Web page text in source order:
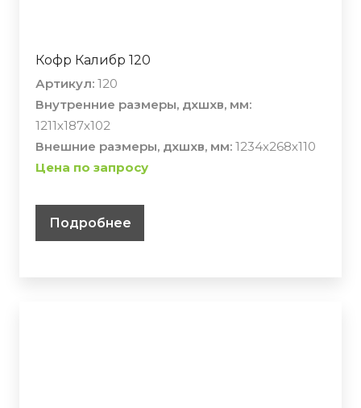
Кофр Калибр 120
Артикул: 120
Внутренние размеры, дхшхв, мм:
1211х187х102
Внешние размеры, дхшхв, мм: 1234х268х110
Цена по запросу
Подробнее